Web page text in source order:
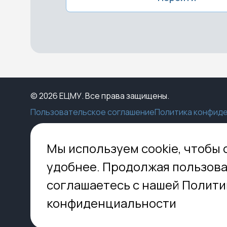
© 2026 ЕЦМУ. Все права защищены.
Пользовательское соглашениеПолитика
Каталог Конструктор
Блог
Помощь
Контакты
Пункты выдачи
Оплата
Установка
Гид по кладбищам
8
Мы используем cookie, чтобы
удобнее. Продолжая
соглашаетесь с нашей
конфиденциальности